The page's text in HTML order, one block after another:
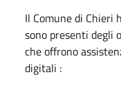
Il Comune di Chieri
sono presenti degli
che offrono
digitali :